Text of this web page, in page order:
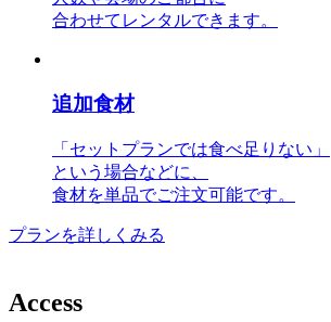
合わせてレンタルできます。
追加食材
「セットプランでは食べ足りない」
という場合などに、
食材を単品でご注文可能です。
プランを詳しくみる
Access